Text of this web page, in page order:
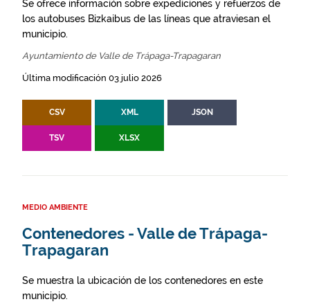
Se ofrece información sobre expediciones y refuerzos de
los autobuses Bizkaibus de las líneas que atraviesan el
municipio.
Ayuntamiento de Valle de Trápaga-Trapagaran
Última modificación 03 julio 2026
CSV XML JSON
TSV XLSX
MEDIO AMBIENTE
Contenedores - Valle de Trápaga-
Trapagaran
Se muestra la ubicación de los contenedores en este
municipio.